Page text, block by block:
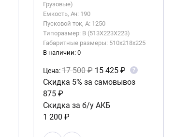
Грузовые)
Емкость, Ач: 190
Пусковой ток, А: 1250
Типоразмер: B (513X223X223)
Габаритные размеры: 510x218x225
В наличии: 0
Цена:17 500 ₽ 15 425 ₽ ?
Скидка 5% за самовывоз
875 ₽
Скидка за б/у АКБ
1 200 ₽